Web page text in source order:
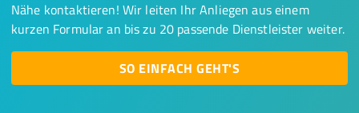
Nähe kontaktieren! Wir leiten Ihr Anliegen aus einem
kurzen Formular an bis zu 20 passende Dienstleister weiter.
SO EINFACH GEHT'S